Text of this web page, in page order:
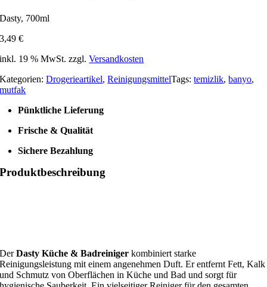
Dasty, 700ml
3,49€
inkl. 19 % MwSt. zzgl.Versandkosten
Kategorien:Drogerieartikel,ReinigungsmittelTags:temizlik,banyo,
mutfak
Pünktliche Lieferung
Frische & Qualität
Sichere Bezahlung
Produktbeschreibung
DerDasty Küche & Badreiniger kombiniert starke
Reinigungsleistung mit einem angenehmen Duft. Er entfernt Fett, Kalk
und Schmutz von Oberflächen in Küche und Bad und sorgt für